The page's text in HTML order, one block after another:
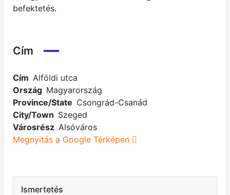
befektetés.
Cím
Cím Alföldi utca
Ország Magyarország
Province/State Csongrád-Csanád
City/Town Szeged
Városrész Alsóváros
Megnyitás a Google Térképen
Ismertetés